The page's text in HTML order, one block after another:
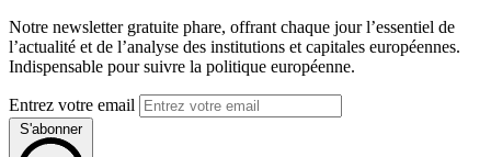
Notre newsletter gratuite phare, offrant chaque jour l’essentiel de
l’actualité et de l’analyse des institutions et capitales européennes.
Indispensable pour suivre la politique européenne.
Entrez votre email
S'abonner